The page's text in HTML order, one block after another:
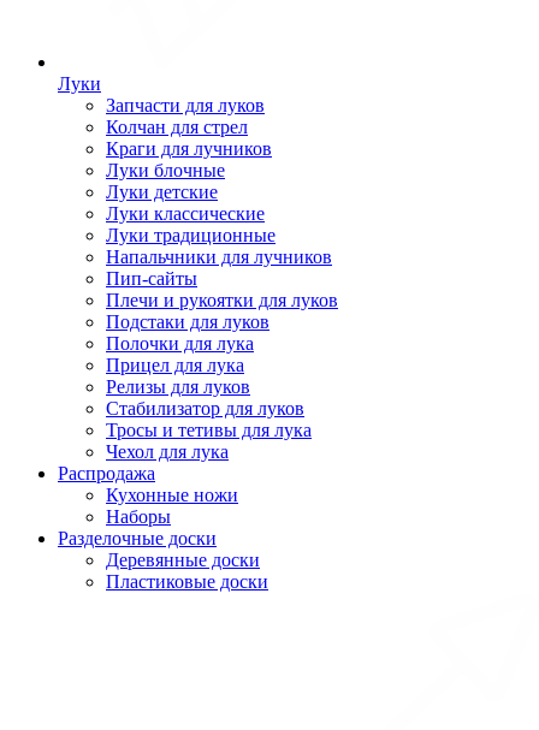
Луки
Запчасти для луков
Колчан для стрел
Краги для лучников
Луки блочные
Луки детские
Луки классические
Луки традиционные
Напальчники для лучников
Пип-сайты
Плечи и рукоятки для луков
Подстаки для луков
Полочки для лука
Прицел для лука
Релизы для луков
Стабилизатор для луков
Тросы и тетивы для лука
Чехол для лука
Распродажа
Кухонные ножи
Наборы
Разделочные доски
Деревянные доски
Пластиковые доски